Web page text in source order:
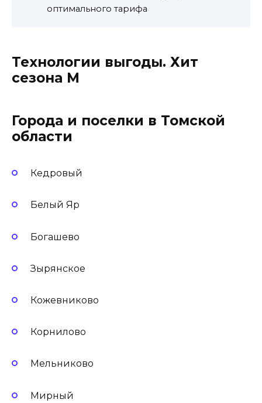
оптимального тарифа
Технологии выгоды. Хит
сезона М
Города и поселки в Томской
области
Кедровый
Белый Яр
Богашево
Зырянское
Кожевниково
Корнилово
Мельниково
Мирный